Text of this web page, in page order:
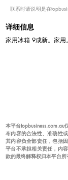
联系时请说明是在
详细信息
家用冰箱 9成新。家用
本平台
布内容的合法性、准确性
其内容负全部责任，包括
平台不承担相关责任，内
款的最终解释权归本平台所